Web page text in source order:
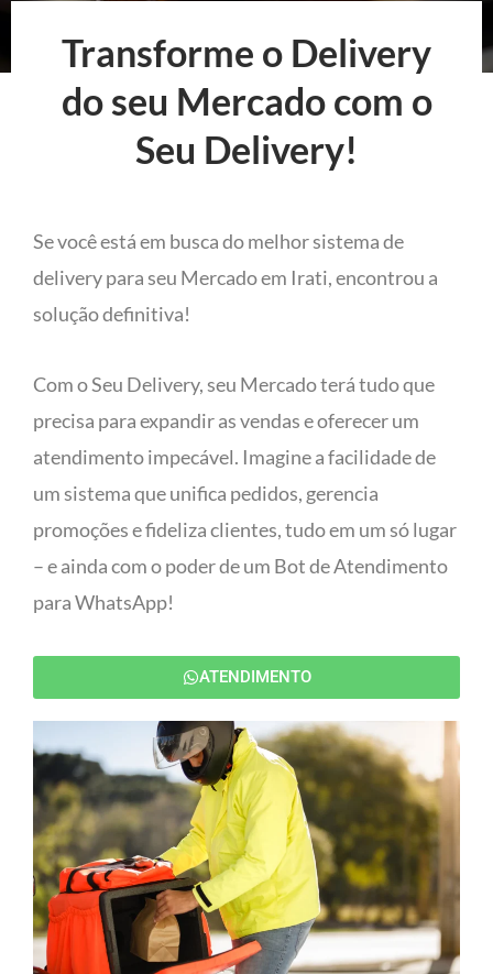
Transforme o Delivery
do seu Mercado com o
Seu Delivery!
Se você está em busca do melhor sistema de
delivery para seu Mercado em Irati, encontrou a
solução definitiva!
Com o Seu Delivery, seu Mercado terá tudo que
precisa para expandir as vendas e oferecer um
atendimento impecável. Imagine a facilidade de
um sistema que unifica pedidos, gerencia
promoções e fideliza clientes, tudo em um só lugar
– e ainda com o poder de um Bot de Atendimento
para WhatsApp!
ATENDIMENTO